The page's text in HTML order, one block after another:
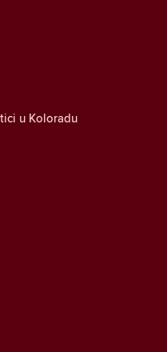
u Koloradu